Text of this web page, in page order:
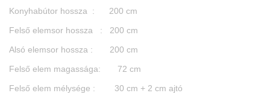
Konyhabútor hossza : 200 cm
Felső elemsor hossza : 200 cm
Alsó elemsor hossza : 200 cm
Felső elem magassága: 72 cm
Felső elem mélysége : 30 cm + 2 cm ajtó